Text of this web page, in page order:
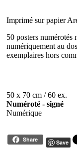
Imprimé sur papier
50 posters numérotés
numériquement au
exemplaires hors
50 x 70 cm / 60 ex.
Numéroté - signé
Numérique
Share Save